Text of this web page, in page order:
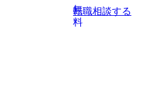
り、常に刺激を受けながらプロ
コンサルティングファームの名
無
料
転職相談する